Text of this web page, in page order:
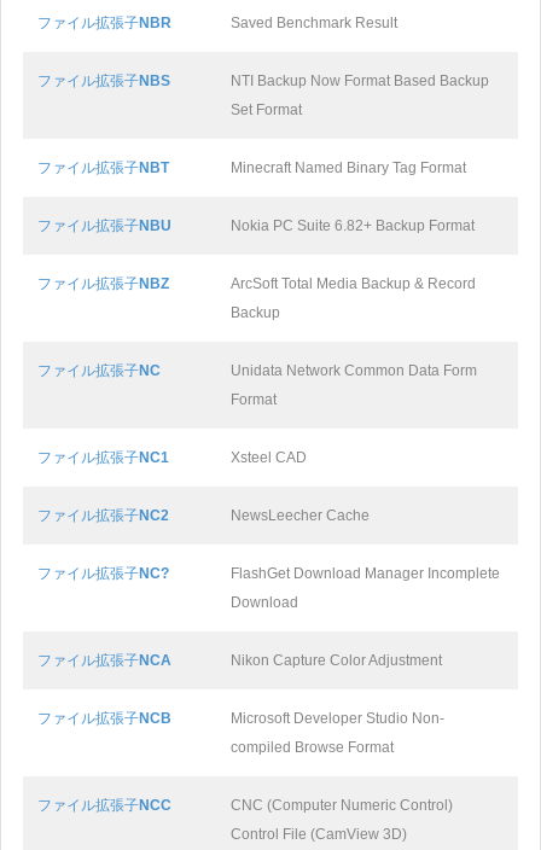
ファイル拡張子NBR Saved Benchmark Result
ファイル拡張子NBS
NTI Backup Now Format Based Backup
Set Format
ファイル拡張子NBT Minecraft Named Binary Tag Format
ファイル拡張子NBU Nokia PC Suite 6.82+ Backup Format
ファイル拡張子NBZ
ArcSoft Total Media Backup & Record
Backup
ファイル拡張子NC
Unidata Network Common Data Form
Format
ファイル拡張子NC1 Xsteel CAD
ファイル拡張子NC2 NewsLeecher Cache
ファイル拡張子NC?
FlashGet Download Manager Incomplete
Download
ファイル拡張子NCA Nikon Capture Color Adjustment
ファイル拡張子NCB
Microsoft Developer Studio Non-
compiled Browse Format
ファイル拡張子NCC
CNC (Computer Numeric Control)
Control File (CamView 3D)